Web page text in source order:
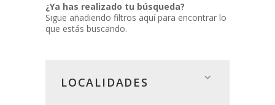
¿Ya has realizado tu búsqueda?
Sigue añadiendo filtros aquí para encontrar lo
que estás buscando.
LOCALIDADES